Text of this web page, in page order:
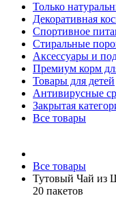
Только
Декоративная
Спортивное
Стиральные
Аксессуары и
Премиум корм
Товары для детей
Антивирусные
Закрытая
Все товары
Все товары
Тутовый Чай из
20 пакетов